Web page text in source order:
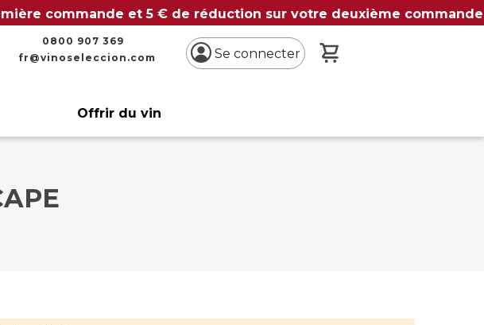
commande et 5 € de réduction sur votre deuxième commande
0800 907 369
fr@vinoseleccion.com
Se connecter
Offrir du vin